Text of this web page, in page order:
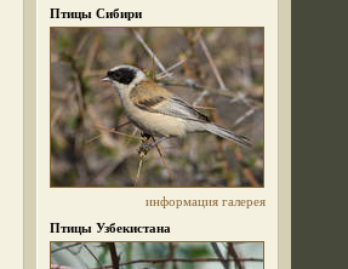
Птицы Сибири
информация галерея
Птицы Узбекистана